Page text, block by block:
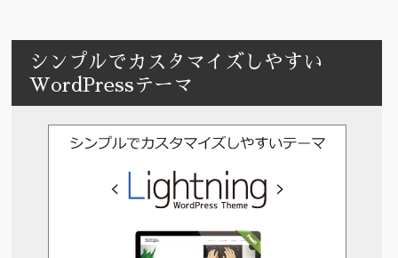
シンプルでカスタマイズしやすい
WordPressテーマ